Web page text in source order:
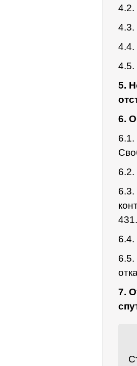
4.2.
4.3.
4.4.
4.5.
5.
6.
6.5.
7.